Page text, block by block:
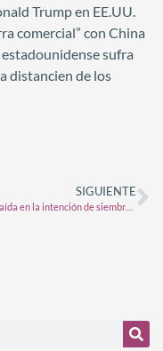
Trump en EE.UU.
comercial” con China
sufra
distancien de los
SIGUIENTE
Fuerte caída en la intención de siembra de maíz para la campaña 2024/25